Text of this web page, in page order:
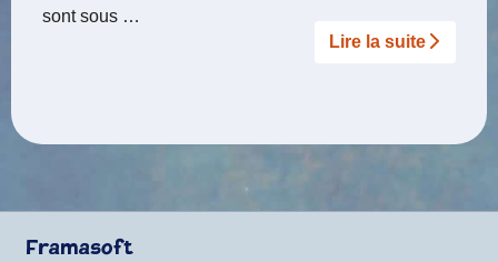
sont sous …
Lire la suite­­
Framasoft